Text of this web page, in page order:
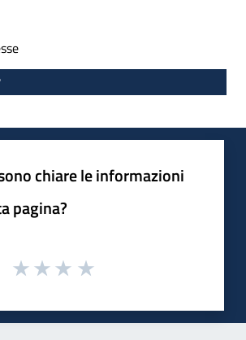
chiare le informazioni
pagina?